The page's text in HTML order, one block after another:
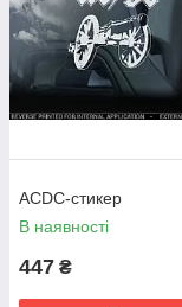
ACDC-стикер
В наявності
447 ₴